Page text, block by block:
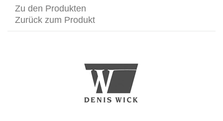
Zu den Produkten
Zurück zum Produkt